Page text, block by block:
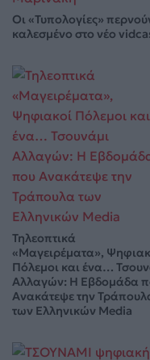
Οι «Τυπολογίες»
καλεσμένο στο νέο
Τηλεοπτικά
«Μαγειρέματα»,
Πόλεμοι και ένα…
Αλλαγών: Η Εβδομάδα
Ανακάτεψε την
των Ελληνικών Media